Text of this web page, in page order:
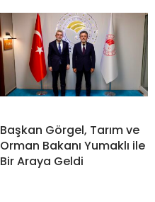
Başkan Görgel, Tarım ve
Orman Bakanı Yumaklı ile
Bir Araya Geldi